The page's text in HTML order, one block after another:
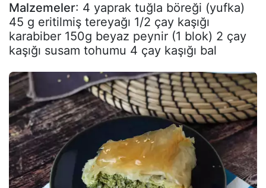
Malzemeler: 4 yaprak tuğla böreği (yufka)
45 g eritilmiş tereyağı 1/2 çay kaşığı
karabiber 150g beyaz peynir (1 blok) 2 çay
kaşığı susam tohumu 4 çay kaşığı bal